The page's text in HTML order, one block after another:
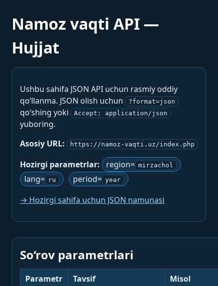
Namoz vaqti API —
Hujjat
Ushbu sahifa JSON API uchun rasmiy oddiy
qo‘llanma. JSON olish uchun
?format=json
qo‘shing yoki Accept: application/json
yuboring.
Asosiy URL:
https://namoz-vaqti.uz/index.php
Hozirgi parametrlar: region= mirzachol
lang= ru period= year
→ Hozirgi sahifa uchun JSON namunasi
So‘rov parametrlari
Parametr Tavsif Misol